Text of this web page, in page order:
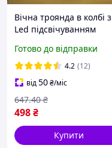
Вічна троянда в колбі з
Led підсвічуванням
троянди під скляним
ковпаком 21см
Готово до відправки
4.2 (12)
від50₴/міс
498₴
647.40 ₴
Купити